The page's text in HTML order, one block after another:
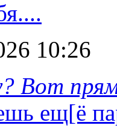
10:26
Вот
ещ[ё